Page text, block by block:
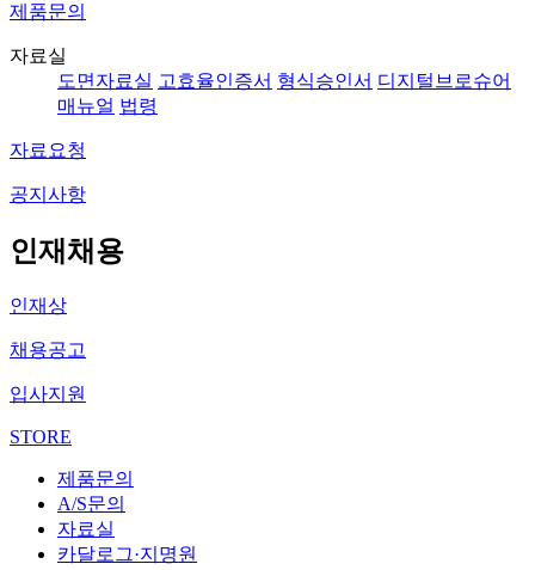
제품문의
자료실
도면자료실 고효율인증서 형식승인서 디지털브로슈어
매뉴얼 법령
자료요청
공지사항
인재채용
인재상
채용공고
입사지원
STORE
제품문의
A/S문의
자료실
카달로그·지명원